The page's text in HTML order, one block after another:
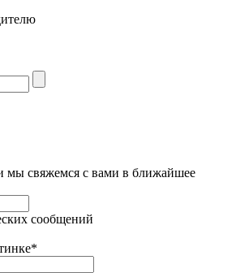
мы свяжемся с вами в ближайшее
сообщений
*